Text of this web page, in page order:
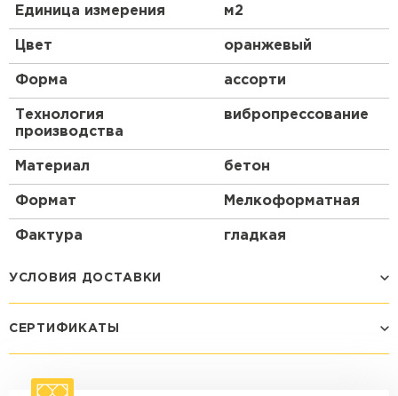
Единица измерения м2
Цвет оранжевый
Форма ассорти
Технология
производства
вибропрессование
Материал бетон
Формат Мелкоформатная
Фактура гладкая
УСЛОВИЯ ДОСТАВКИ
макс. длина груза 4 м
СЕРТИФИКАТЫ